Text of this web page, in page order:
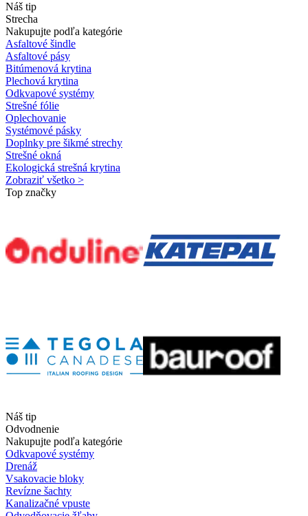
Náš tip
Strecha
Nakupujte podľa kategórie
Asfaltové šindle
Asfaltové pásy
Bitúmenová krytina
Plechová krytina
Odkvapové systémy
Strešné fólie
Oplechovanie
Systémové pásky
Doplnky pre šikmé strechy
Strešné okná
Ekologická strešná krytina
Zobraziť všetko >
Top značky
Náš tip
Odvodnenie
Nakupujte podľa kategórie
Odkvapové systémy
Drenáž
Vsakovacie bloky
Revízne šachty
Kanalizačné vpuste